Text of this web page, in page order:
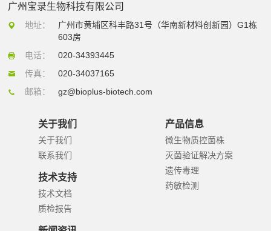
广州宝录生物科技有限公司
地址：
广州市黄埔区科丰路31号（华南新材料创新园）G1栋
603房
电话：
020-34393445
传真：
020-34037165
邮箱：
gz@bioplus-biotech.com
关于我们
关于我们
联系我们
技术支持
技术文档
质检报告
产品信息
微生物质控菌株
灭菌验证解决方案
遗传毒理
药敏检测